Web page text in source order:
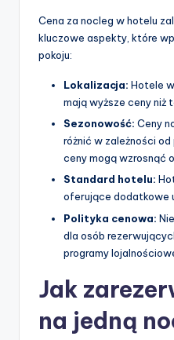
Cena za nocleg w hotelu
kluczowe aspekty, które
pokoju:
Lokalizacja: Hotele
mają wyższe ceny niż
Sezonowość: Ceny
różnić w zależności
ceny mogą wzrosnąć
Standard hotelu:
oferujące dodatkowe
Polityka cenowa:
dla osób
programy
Jak
na jedną